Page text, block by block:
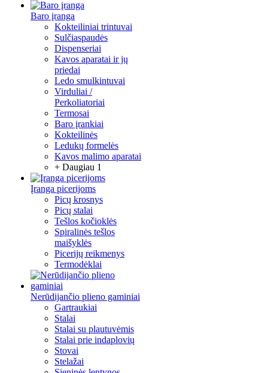
Baro įranga
Kokteiliniai trintuvai
Sulčiaspaudės
Dispenseriai
Kavos aparatai ir jų
priedai
Ledo smulkintuvai
Virduliai /
Perkoliatoriai
Termosai
Baro įrankiai
Kokteilinės
Ledukų formelės
Kavos malimo aparatai
+ Daugiau 1
Įranga picerijoms
Picų krosnys
Picų stalai
Tešlos kočioklės
Spiralinės tešlos
maišyklės
Picerijų reikmenys
Termodėklai
Nerūdijančio plieno gaminiai
Gartraukiai
Stalai
Stalai su plautuvėmis
Stalai prie indaplovių
Stovai
Stelažai